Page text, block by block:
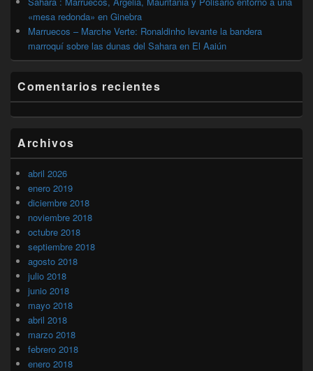
«mesa redonda» en Ginebra
Marruecos – Marche Verte: Ronaldinho levante la bandera
marroquí sobre las dunas del Sahara en El Aaiún
Comentarios recientes
Archivos
abril 2026
enero 2019
diciembre 2018
noviembre 2018
octubre 2018
septiembre 2018
agosto 2018
julio 2018
junio 2018
mayo 2018
abril 2018
marzo 2018
febrero 2018
enero 2018